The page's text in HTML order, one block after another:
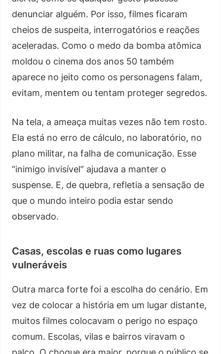
denunciar alguém. Por isso, filmes ficaram
cheios de suspeita, interrogatórios e reações
aceleradas. Como o medo da bomba atômica
moldou o cinema dos anos 50 também
aparece no jeito como os personagens falam,
evitam, mentem ou tentam proteger segredos.
Na tela, a ameaça muitas vezes não tem rosto.
Ela está no erro de cálculo, no laboratório, no
plano militar, na falha de comunicação. Esse
“inimigo invisível” ajudava a manter o
suspense. E, de quebra, refletia a sensação de
que o mundo inteiro podia estar sendo
observado.
Casas, escolas e ruas como lugares
vulneráveis
Outra marca forte foi a escolha do cenário. Em
vez de colocar a história em um lugar distante,
muitos filmes colocavam o perigo no espaço
comum. Escolas, vilas e bairros viravam o